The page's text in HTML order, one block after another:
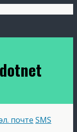
почте SMS